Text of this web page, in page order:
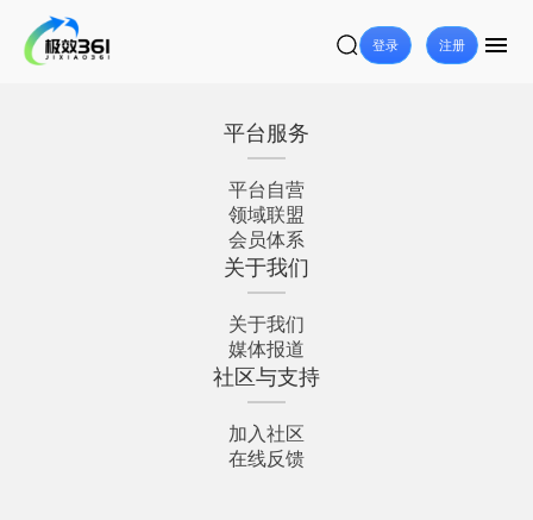
登录 注册
平台服务
平台自营
领域联盟
会员体系
关于我们
关于我们
媒体报道
社区与支持
加入社区
在线反馈